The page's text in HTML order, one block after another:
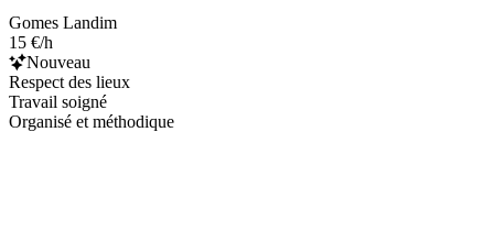
Gomes Landim
15 €/h
Nouveau
Respect des lieux
Travail soigné
Organisé et méthodique